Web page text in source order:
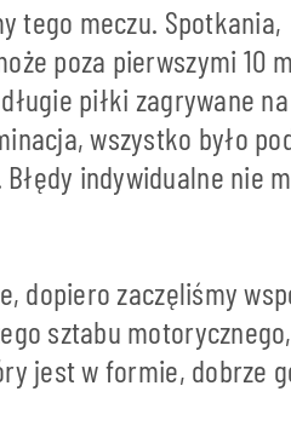
tego meczu. Spotkania,
poza pierwszymi 10
piłki zagrywane
wszystko było
indywidualne nie
dopiero zaczęliśmy
sztabu
jest w formie, dobrze